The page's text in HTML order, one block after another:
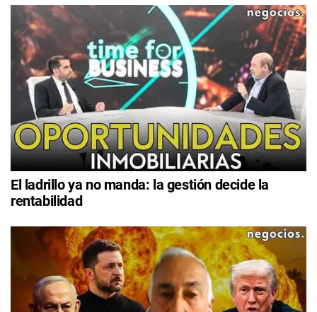
El ladrillo ya no manda: la gestión decide la
rentabilidad